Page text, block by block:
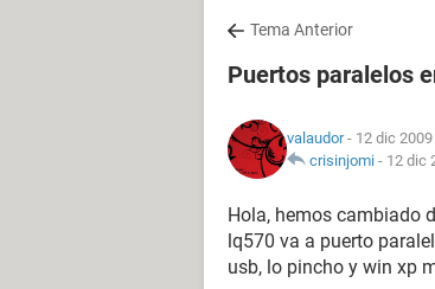
Tema Anterior
Puertos paralelos
valaudor- 12 dic
crisinjomi - 12 dic
Hola, hemos cambiado
lq570 va a puerto
usb, lo pincho y win xp